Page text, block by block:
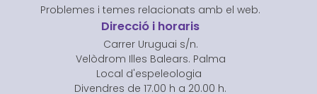
Problemes i temes relacionats amb el web.
Direcció i horaris
Carrer Uruguai s/n.
Velòdrom Illes Balears. Palma
Local d'espeleologia
Divendres de 17.00 h a 20.00 h.